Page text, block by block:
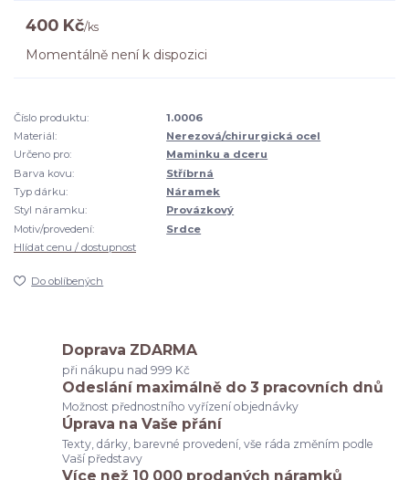
400 Kč/ks
Momentálně není k dispozici
Číslo produktu:
1.0006
Materiál:
Nerezová/chirurgická ocel
Určeno pro:
Maminku a dceru
Barva kovu:
Stříbrná
Typ dárku:
Náramek
Styl náramku:
Provázkový
Motiv/provedení:
Srdce
Hlídat cenu / dostupnost
Do oblíbených
Doprava ZDARMA
při nákupu nad 999 Kč
Odeslání maximálně do 3 pracovních dnů
Možnost přednostního vyřízení objednávky
Úprava na Vaše přání
Texty, dárky, barevné provedení, vše ráda změním podle
Vaší představy
Více než 10 000 prodaných náramků